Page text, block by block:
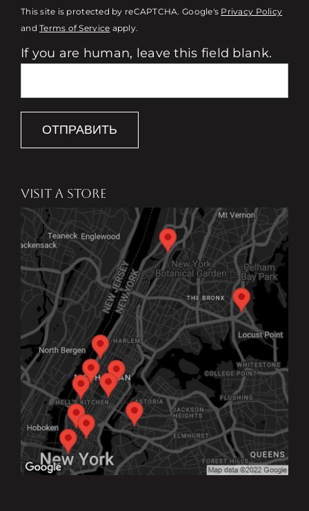
This site is protected by reCAPTCHA. Google's Privacy Policy
andTerms of Service apply.
If you are human, leave this field blank.
ОТПРАВИТЬ
VISIT A STORE